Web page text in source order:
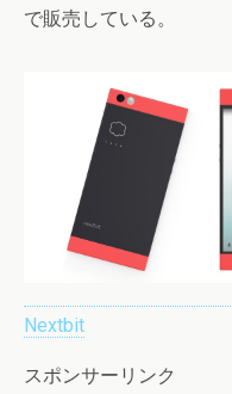
で販売している。
Nextbit
スポンサーリンク